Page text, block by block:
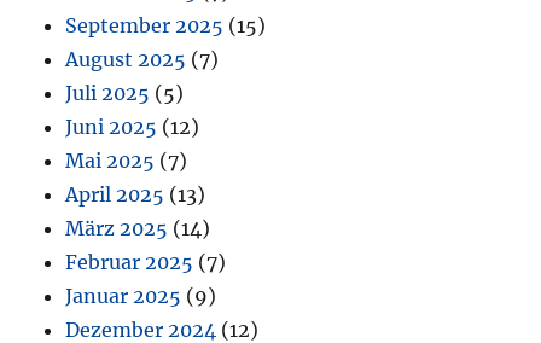
September 2025 (15)
August 2025 (7)
Juli 2025 (5)
Juni 2025 (12)
Mai 2025 (7)
April 2025 (13)
März 2025 (14)
Februar 2025 (7)
Januar 2025 (9)
Dezember 2024 (12)